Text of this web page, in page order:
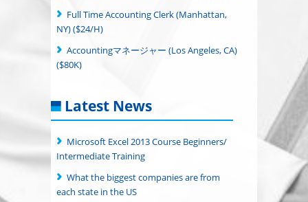
Full Time Accounting Clerk (Manhattan,
NY) ($24/H)
Accountingマネージャー (Los Angeles, CA)
($80K)
Latest News
Microsoft Excel 2013 Course Beginners/
Intermediate Training
What the biggest companies are from
each state in the US